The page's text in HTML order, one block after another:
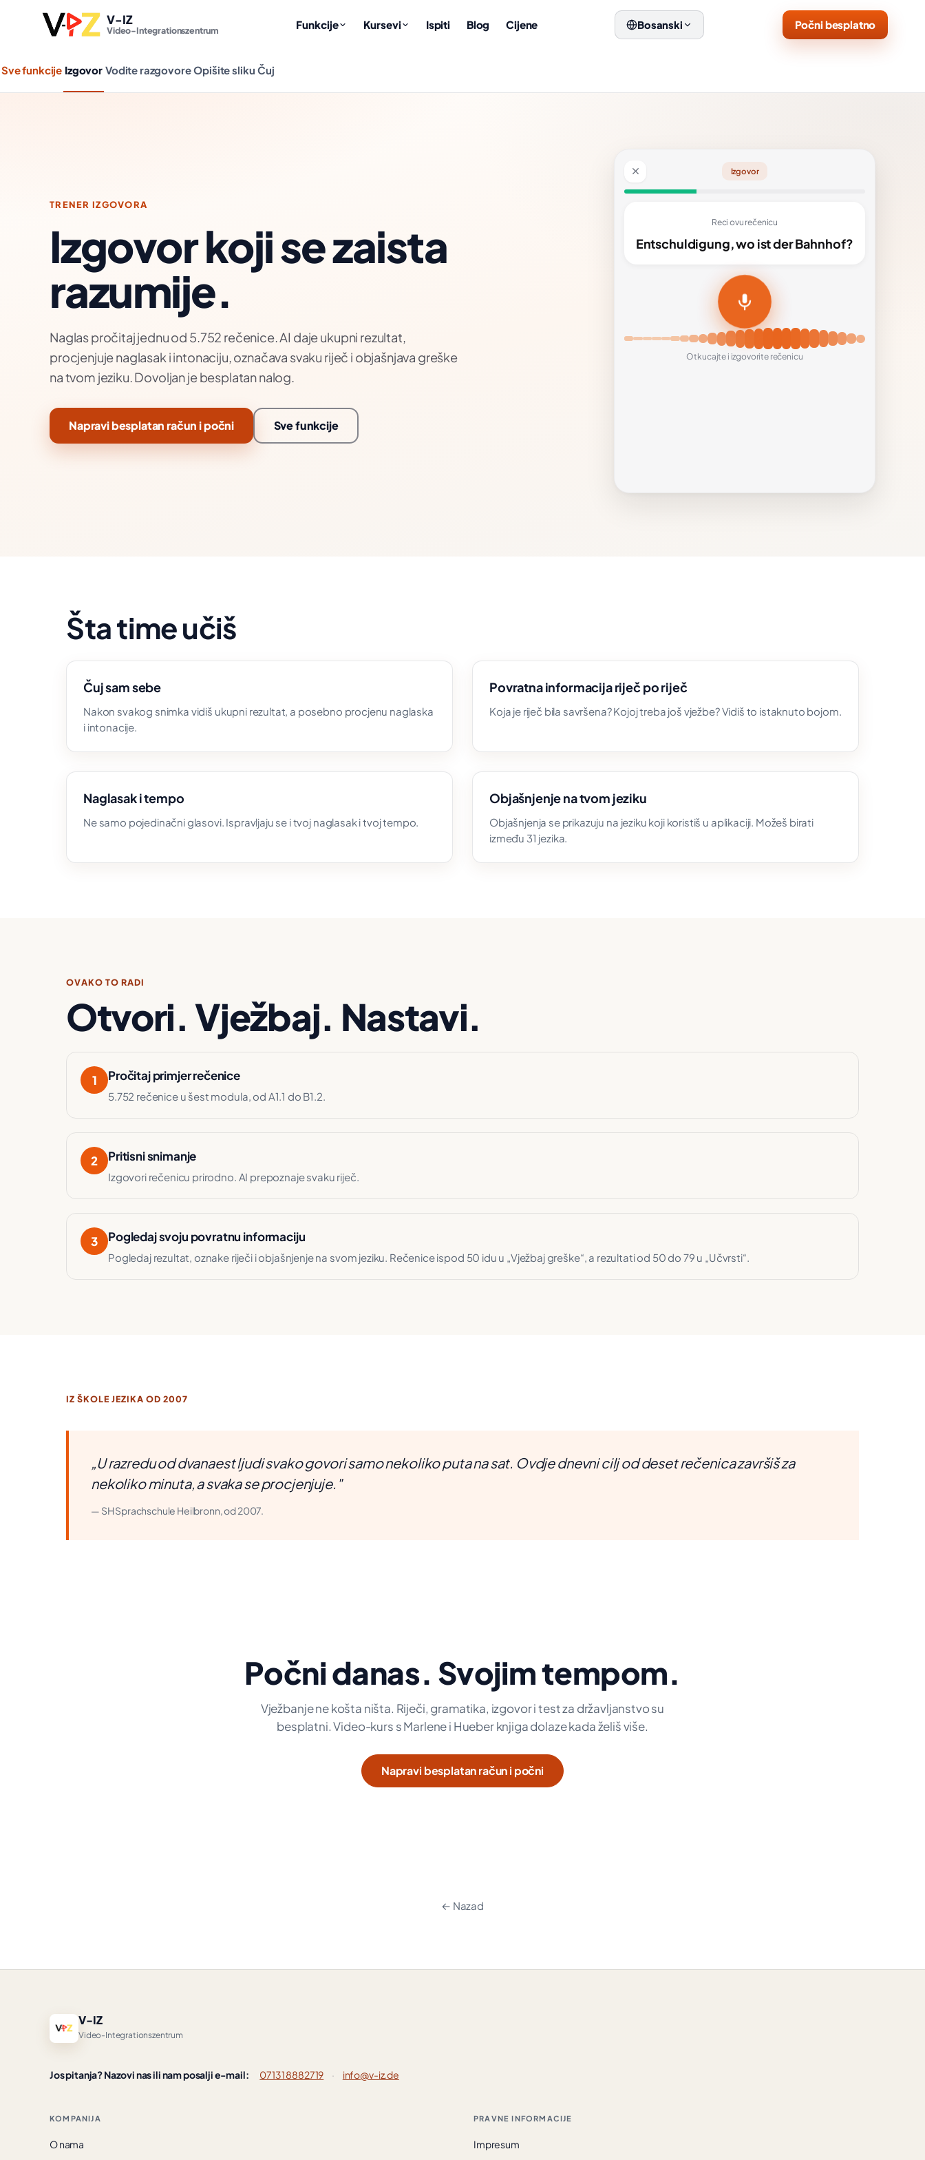
V-IZ
Video-Integrationszentrum Bosanski
Funkcije Kursevi Ispiti Blog Cijene Počni besplatno
Sve funkcije Izgovor Vodite razgovore Opišite sliku Čuj
TRENER IZGOVORA
Izgovor koji se zaista
razumije.
Naglas pročitaj jednu od 5.752 rečenice. AI daje ukupni rezultat,
procjenjuje naglasak i intonaciju, označava svaku riječ i objašnjava greške
na tvom jeziku. Dovoljan je besplatan nalog.
Napravi besplatan račun i počni Sve funkcije
Izgovor
Reci ovu rečenicu
Entschuldigung, wo ist der Bahnhof?
Otkucajte i izgovorite rečenicu
92
Vrlo lako razumjeti
Šta time učiš
Čuj sam sebe
Nakon svakog snimka vidiš ukupni rezultat, a posebno procjenu naglaska
i intonacije.
Povratna informacija riječ po riječ
Koja je riječ bila savršena? Kojoj treba još vježbe? Vidiš to istaknuto bojom.
Naglasak i tempo
Ne samo pojedinačni glasovi. Ispravljaju se i tvoj naglasak i tvoj tempo.
Objašnjenje na tvom jeziku
Objašnjenja se prikazuju na jeziku koji koristiš u aplikaciji. Možeš birati
između 31 jezika.
OVAKO TO RADI
Otvori. Vježbaj. Nastavi.
1 Pročitaj primjer rečenice
5.752 rečenice u šest modula, od A1.1 do B1.2.
2 Pritisni snimanje
Izgovori rečenicu prirodno. AI prepoznaje svaku riječ.
3 Pogledaj svoju povratnu informaciju
Pogledaj rezultat, oznake riječi i objašnjenje na svom jeziku. Rečenice ispod 50 idu u „Vježbaj greške“, a rezultati od 50 do 79 u „Učvrsti“.
IZ ŠKOLE JEZIKA OD 2007
„U razredu od dvanaest ljudi svako govori samo nekoliko puta na sat. Ovdje dnevni cilj od deset rečenica završiš za
nekoliko minuta, a svaka se procjenjuje."
— SH Sprachschule Heilbronn, od 2007.
Počni danas. Svojim tempom.
Vježbanje ne košta ništa. Riječi, gramatika, izgovor i test za državljanstvo su
besplatni. Video-kurs s Marlene i Hueber knjiga dolaze kada želiš više.
Napravi besplatan račun i počni
← Nazad
V-IZ
Video-Integrationszentrum
Jos pitanja? Nazovi nas ili nam posalji e-mail: 07131 8882719 · info@v-iz.de
KOMPANIJA
O nama
PRAVNE INFORMACIJE
Impresum